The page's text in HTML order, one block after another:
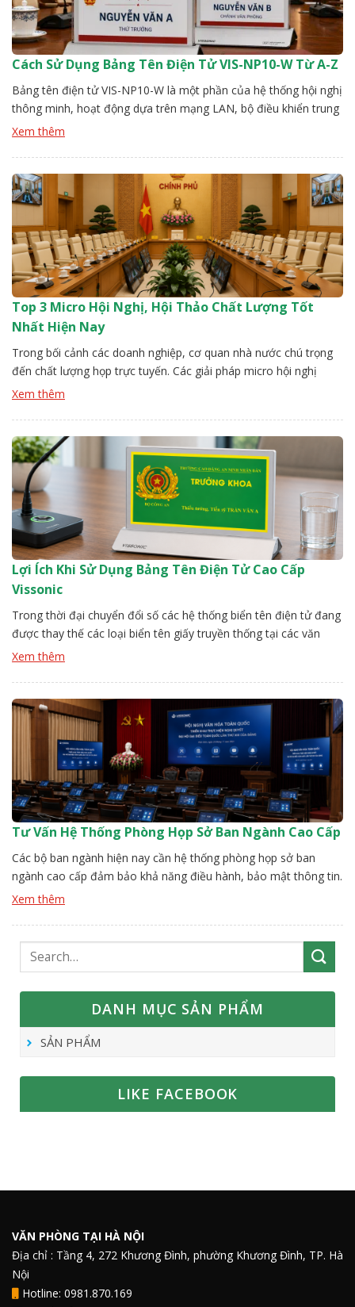
Cách Sử Dụng Bảng Tên Điện Tử VIS-NP10-W Từ A-Z
Bảng tên điện tử VIS-NP10-W là một phần của hệ thống hội nghị
thông minh, hoạt động dựa trên mạng LAN, bộ điều khiển trung
tâm. Để hệ thống ổn định người dùng cần thực hiện đúng các
thuật Vissonic sẽ hướng […]
Xem thêm
Top 3 Micro Hội Nghị, Hội Thảo Chất Lượng Tốt
Nhất Hiện Nay
Trong bối cảnh các doanh nghiệp, cơ quan nhà nước chú trọng
đến chất lượng họp trực tuyến. Các giải pháp micro hội nghị
đang trở thành lựa chọn hàng đầu mang lại âm thanh ổn định,
loại mirco chất lượng. […]
Xem thêm
Lợi Ích Khi Sử Dụng Bảng Tên Điện Tử Cao Cấp
Vissonic
Trong thời đại chuyển đổi số các hệ thống biển tên điện tử đang
được thay thế các loại biển tên giấy truyền thống tại các văn
phòng văn thư, hành chính công. Với thiết kế hiện đại bảng tên
thẩm […]
Xem thêm
Tư Vấn Hệ Thống Phòng Họp Sở Ban Ngành Cao Cấp
Các bộ ban ngành hiện nay cần hệ thống phòng họp sở ban
ngành cao cấp đảm bảo khả năng điều hành, bảo mật thông tin.
Việc tư vấn vấn cấu hình đòi hỏi cách tiếp cận tổng thể yêu cầu
[…]
Xem thêm
DANH MỤC SẢN PHẨM
SẢN PHẨM
LIKE FACEBOOK
VĂN PHÒNG TẠI HÀ NỘI
Địa chỉ : Tầng 4, 272 Khương Đình, phường Khương Đình, TP. Hà
Nội
Hotline: 0981.870.169